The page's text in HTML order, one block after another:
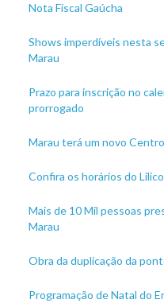
Nota Fiscal Gaúcha
Shows imperdíveis nesta
Marau
Prazo para inscrição no
prorrogado
Marau terá um novo
Confira os horários do
Mais de 10 Mil pessoas
Marau
Obra da duplicação da
Programação de Natal do